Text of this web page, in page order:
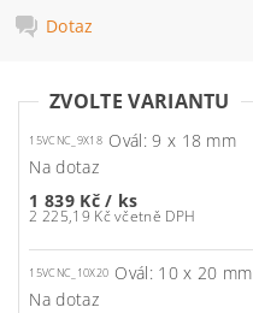
Dotaz
ZVOLTE VARIANTU
15VCNC_9X18 Ovál: 9 x 18 mm
Na dotaz
1 839 Kč/ ks
2 225,19 Kč včetně DPH
15VCNC_10X20 Ovál: 10 x 20 mm
Na dotaz